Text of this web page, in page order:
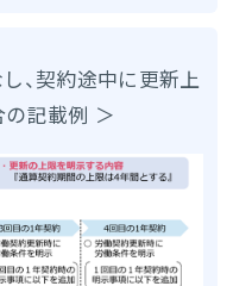
、契約途中に更新上
記載例 ＞